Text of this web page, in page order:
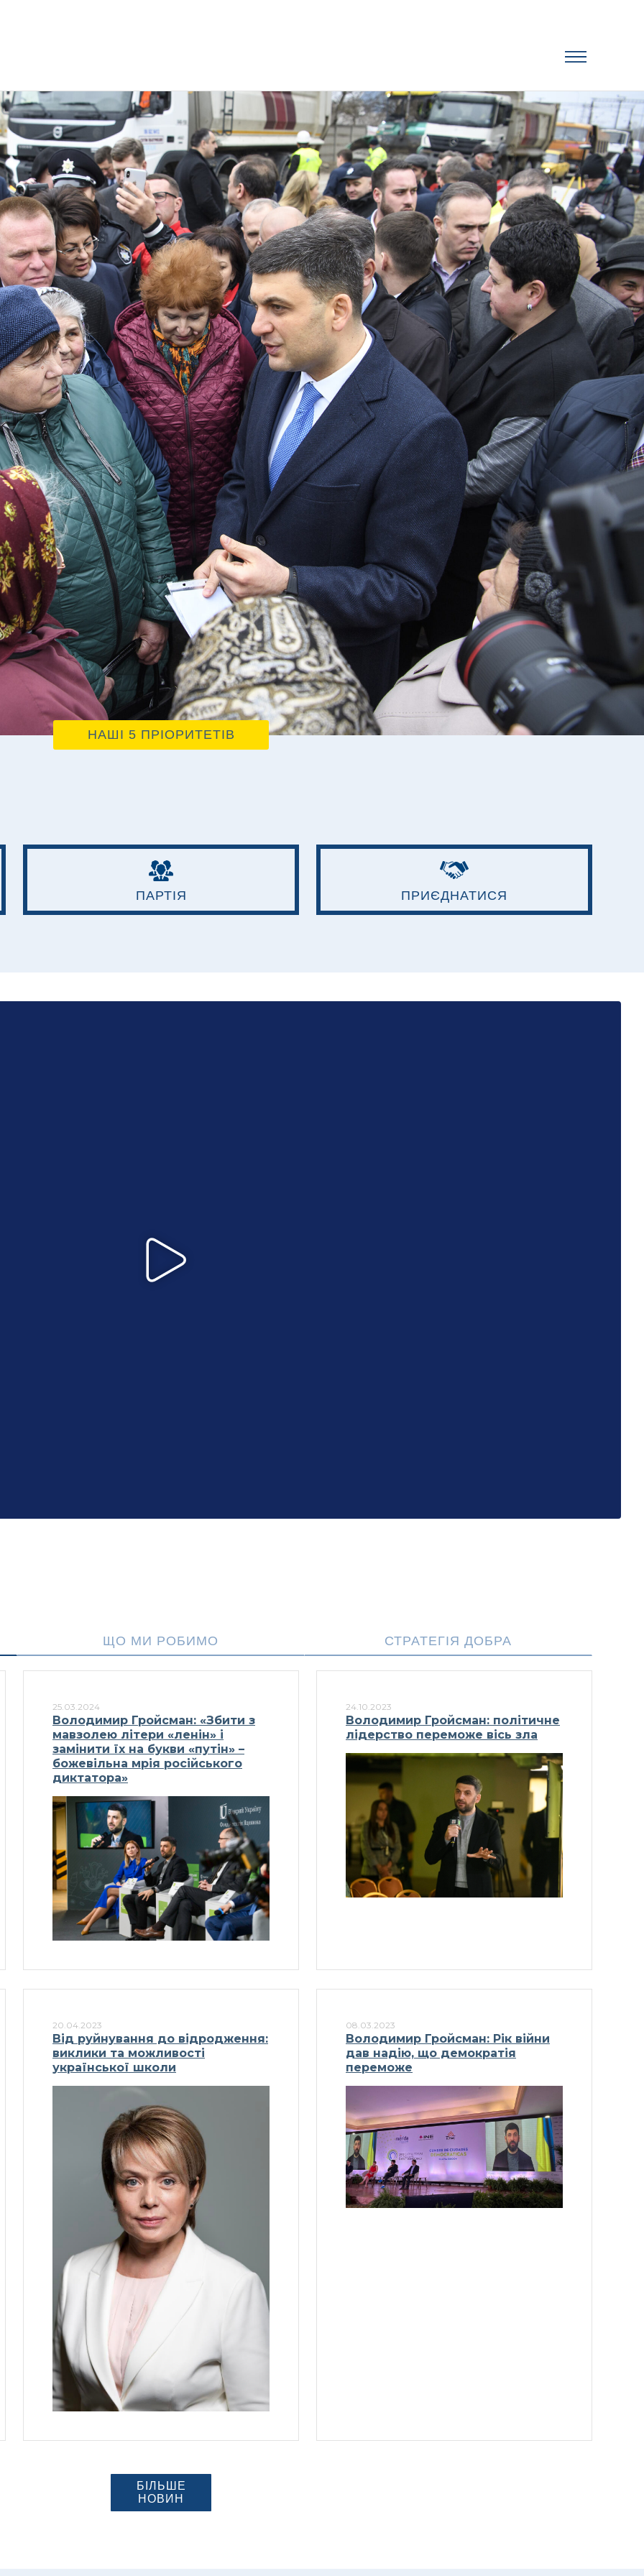
НАШІ 5 ПРІОРИТЕТІВ
ПАРТІЯ ПРИЄДНАТИСЯ
ЩО МИ РОБИМО СТРАТЕГІЯ ДОБРА
25.03.2024
Володимир Гройсман: «Збити з
мавзолею літери «ленін» і
замінити їх на букви «путін» –
божевільна мрія російського
диктатора»
24.10.2023
Володимир Гройсман: політичне
лідерство переможе вісь зла
20.04.2023
Від руйнування до відродження:
виклики та можливості
української школи
08.03.2023
Володимир Гройсман: Рік війни
дав надію, що демократія
переможе
БІЛЬШЕ
НОВИН